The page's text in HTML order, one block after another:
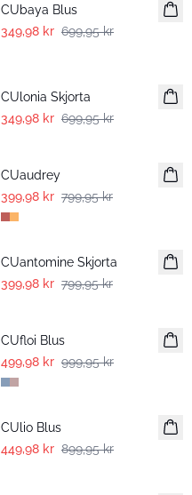
CUbaya Blus
349,98 kr 699,95 kr
CUlonia Skjorta
349,98 kr 699,95 kr
CUaudrey
399,98 kr 799,95 kr
-50%
CUantomine Skjorta
399,98 kr 799,95 kr
CUfloi Blus
499,98 kr 999,95 kr
-50%
CUlio Blus
449,98 kr 899,95 kr